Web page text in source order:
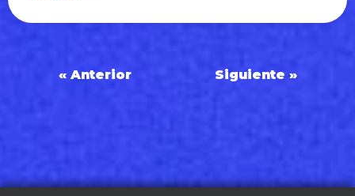
« Anterior Siguiente »